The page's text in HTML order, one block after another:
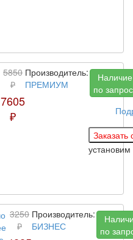
5850
₽
7605
₽
Производитель:
ПРЕМИУМ
Наличие
по
3250
₽
Производитель:
БИЗНЕС
по